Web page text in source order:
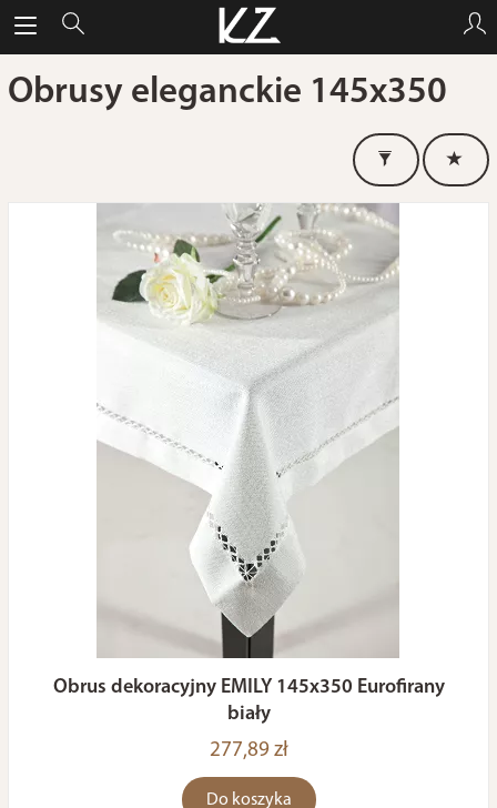
Obrusy eleganckie 145x350
Obrus dekoracyjny EMILY 145x350 Eurofirany
biały
277,89 zł
Do koszyka